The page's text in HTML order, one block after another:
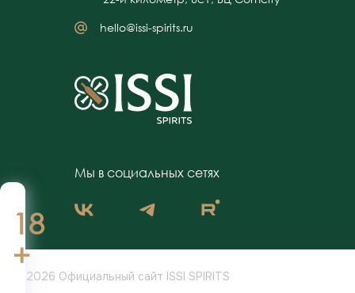
hello@issi-spirits.ru
Мы в социальных сетях
© 2026 Официальный сайт ISSI SPIRITS
18
+